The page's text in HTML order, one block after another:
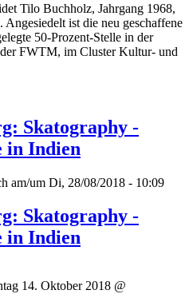
Tilo Buchholz, Jahrgang 1968,
ist die neu geschaffene
50-Prozent-Stelle in der
FWTM, im Cluster Kultur- und
Skatography -
in Indien
am/um Di, 28/08/2018 - 10:09
Skatography -
in Indien
14. Oktober 2018 @